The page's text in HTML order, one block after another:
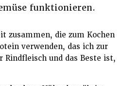
funktionieren.
zusammen, die zum Kochen
verwenden, das ich zur
Rindfleisch und das Beste ist,